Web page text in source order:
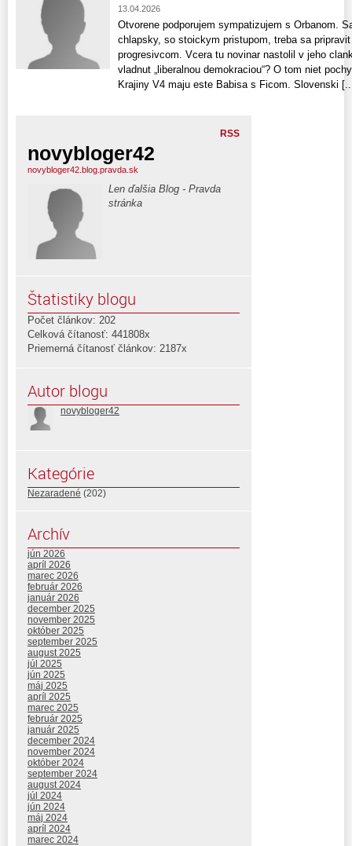
13.04.2026
Otvorene podporujem sympatizujem s Orbanom.
chlapsky, so stoickym pristupom, treba sa
progresivcom. Vcera tu novinar nastolil v jeho
vladnut „liberalnou demokraciou“? O tom niet
Krajiny V4 maju este Babisa s Ficom. Slovenski
RSS
novybloger42
novybloger42.blog.pravda.sk
Len ďalšia Blog - Pravda
stránka
Štatistiky blogu
Počet článkov: 202
Celková čítanosť: 441808x
Priemerná čítanosť článkov: 2187x
Autor blogu
novybloger42
Kategórie
Nezaradené (202)
Archív
jún 2026
apríl 2026
marec 2026
február 2026
január 2026
december 2025
november 2025
október 2025
september 2025
august 2025
júl 2025
jún 2025
máj 2025
apríl 2025
marec 2025
február 2025
január 2025
december 2024
november 2024
október 2024
september 2024
august 2024
júl 2024
jún 2024
máj 2024
apríl 2024
marec 2024